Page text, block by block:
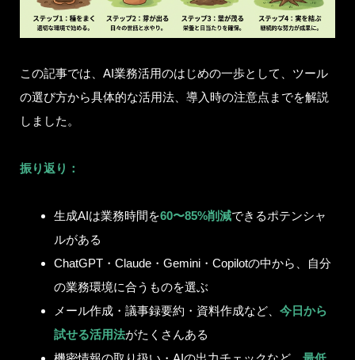
この記事では、AI業務活用のはじめの一歩として、ツール
の選び方から具体的な活用法、導入時の注意点までを解説
しました。
振り返り：
生成AIは業務時間を60〜85%削減できるポテンシャ
ルがある
ChatGPT・Claude・Gemini・Copilotの中から、自分
の業務環境に合うものを選ぶ
メール作成・議事録要約・資料作成など、 今日から
試せる活用法がたくさんある